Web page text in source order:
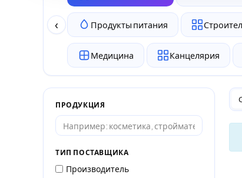
‹ Продукты питания
Медицина Канцелярия
ПРОДУКЦИЯ
ТИП ПОСТАВЩИКА
Производитель